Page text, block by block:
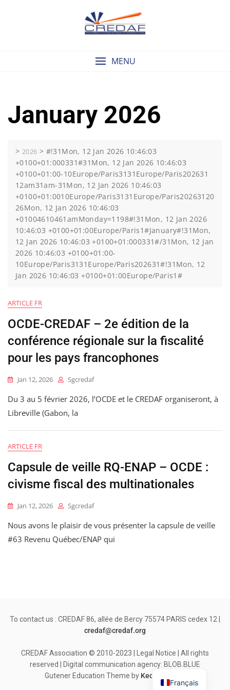
MENU
January 2026
> 2026 > #!31Mon, 12 Jan 2026 10:46:03
+0100+01:000331#31Mon, 12 Jan 2026 10:46:03
+0100+01:00-10Europe/Paris3131Europe/Paris202631
12am31am-31Mon, 12 Jan 2026 10:46:03
+0100+01:0010Europe/Paris3131Europe/Paris20263120
26Mon, 12 Jan 2026 10:46:03
+01004610461amMonday=1198#!31Mon, 12 Jan 2026
10:46:03 +0100+01:00Europe/Paris1#January#!31Mon,
12 Jan 2026 10:46:03 +0100+01:000331#/31Mon, 12 Jan
2026 10:46:03 +0100+01:00-
10Europe/Paris3131Europe/Paris202631#!31Mon, 12
Jan 2026 10:46:03 +0100+01:00Europe/Paris1#
ARTICLE FR
OCDE-CREDAF – 2e édition de la
conférence régionale sur la fiscalité
pour les pays francophones
Jan 12, 2026 Sgcredaf
Du 3 au 5 février 2026, l’OCDE et le CREDAF organiseront, à
Libreville (Gabon, la
ARTICLE FR
Capsule de veille RQ-ENAP – OCDE :
civisme fiscal des multinationales
Jan 12, 2026 Sgcredaf
Nous avons le plaisir de vous présenter la capsule de veille
#63 Revenu Québec/ENAP qui
To contact us : CREDAF 86, allée de Bercy 75574 PARIS cedex 12 |
credaf@credaf.org
CREDAF Association © 2010-2023 | Legal Notice | All rights
reserved | Digital communication agency: BLOB.BLUE
Gutener Education Theme by Keon Themes
Français